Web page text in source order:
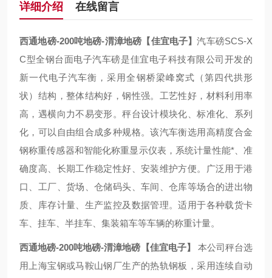
详细介绍 在线留言
西通地磅-200吨地磅-渭漳地磅【佳宜电子】汽车磅SCS-X
C型全钢台面电子汽车磅是佳宜电子科技有限公司开发的
新一代电子汽车衡，采用全钢桥梁峰窝式（第四代拱形
状）结构，整体结构好，钢性强。工艺性好，材料利用率
高，遇横向力不易变形。秤台设计模块化、标准化、系列
化，可以自由组合成多种规格。该汽车衡选用高精度合金
钢称重传感器和智能化称重显示仪表，系统计量性能*、准
确度高、长期工作稳定性好、安装维护方便。广泛用于港
口、工厂、货场、仓储码头、车间、仓库等场合的进出物
质、库存计量、生产监控及数据管理。适用于各种载货卡
车、挂车、半挂车、集装箱车等车辆的称重计量。
西通地磅-200吨地磅-渭漳地磅【佳宜电子】 本公司秤台选
用上海宝钢或马鞍山钢厂生产的热轨钢板，采用连续自动